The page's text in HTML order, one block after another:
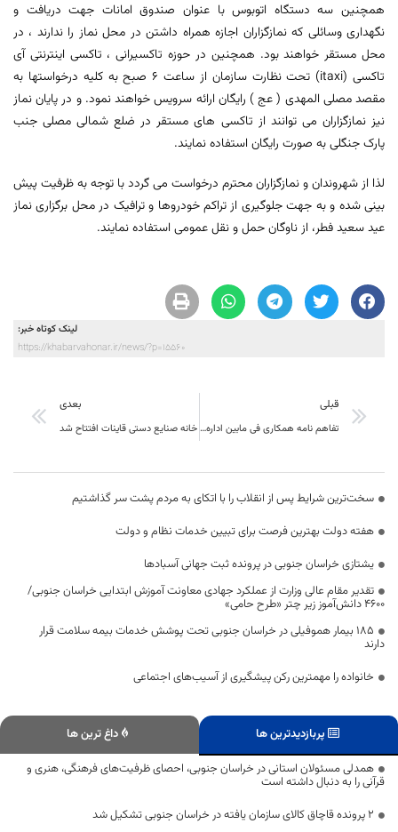
همچنین سه دستگاه اتوبوس با عنوان صندوق امانات جهت دریافت و
نگهداری وسائلی که نمازگزاران اجازه همراه داشتن در محل نماز را ندارند ، در
محل مستقر خواهند بود. همچنین در حوزه تاکسیرانی ، تاکسی اینترنتی آی
تاکسی (itaxi) تحت نظارت سازمان از ساعت 6 صبح به کلیه درخواستها به
مقصد مصلی المهدی ( عج ) رایگان ارائه سرویس خواهند نمود. و در پایان نماز
نیز نمازگزاران می توانند از تاکسی های مستقر در ضلع شمالی مصلی جنب
پارک جنگلی به صورت رایگان استفاده نمایند.
لذا از شهروندان و نمازگزاران محترم درخواست می گردد با توجه به ظرفیت پیش
بینی شده و به جهت جلوگیری از تراکم خودروها و ترافیک در محل برگزاری نماز
عید سعید فطر، از ناوگان حمل و نقل عمومی استفاده نمایند.
لینک کوتاه خبر:
https://khabarvahonar.ir/news/?p=15560
قبلی
تفاهم نامه همکاری فی مابین اداره کل میراث فرهنگی صنایع دستی و گردشگری استان و مدیریت شعب بانک انصار منعقد شد.
بعدی
خانه صنایع دستی قاینات افتتاح شد
سخت‌ترین شرایط پس از انقلاب را با اتکای به مردم پشت سر گذاشتیم
هفته دولت بهترین فرصت برای تبیین خدمات نظام و دولت
یشتازی خراسان جنوبی در پرونده ثبت جهانی آسبادها
تقدیر مقام عالی وزارت از عملکرد جهادی معاونت آموزش ابتدایی خراسان جنوبی/
۴۶۰۰ دانش‌آموز زیر چتر «طرح حامی»
۱۸۵ بیمار هموفیلی در خراسان جنوبی تحت پوشش خدمات بیمه سلامت قرار
دارند
خانواده را مهمترین رکن پیشگیری از آسیب‌های اجتماعی
پربازدیدترین ها
داغ ترین ها
همدلی مسئولان استانی در خراسان جنوبی، احصای ظرفیت‌های فرهنگی، هنری و
قرآنی را به دنبال داشته است
۲ پرونده‌ قاچاق کالای سازمان یافته در خراسان جنوبی تشکیل شد